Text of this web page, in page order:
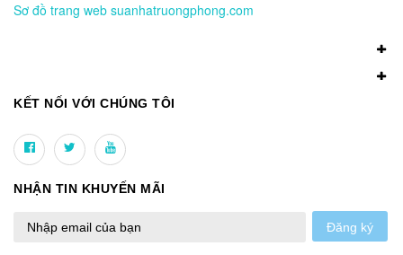
Sơ đồ trang web suanhatruongphong.com
KẾT NỐI VỚI CHÚNG TÔI
NHẬN TIN KHUYẾN MÃI
Đăng ký